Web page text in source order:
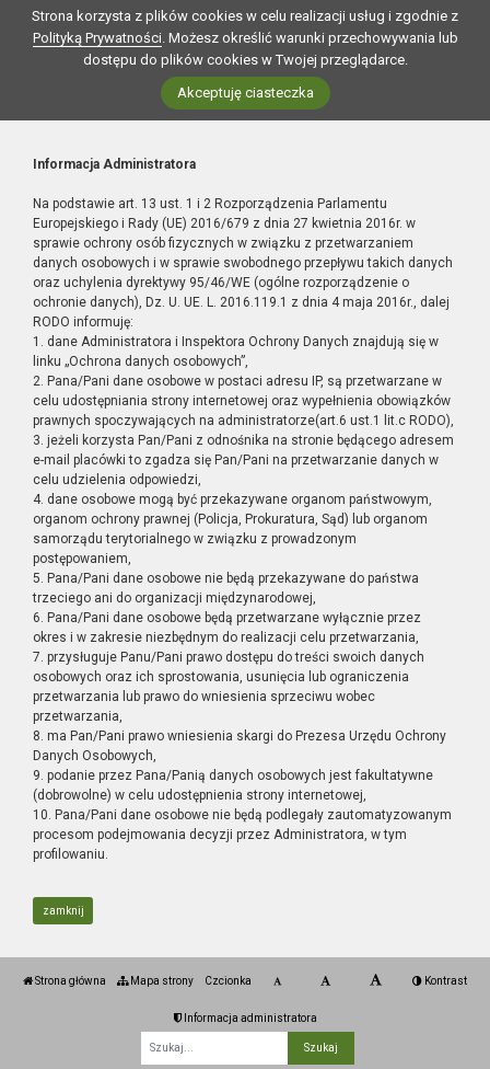
Strona korzysta z plików cookies w celu realizacji usług i zgodnie z
Polityką Prywatności. Możesz określić warunki przechowywania lub
dostępu do plików cookies w Twojej przeglądarce.
Akceptuję ciasteczka
Informacja Administratora
Na podstawie art. 13 ust. 1 i 2 Rozporządzenia Parlamentu
Europejskiego i Rady (UE) 2016/679 z dnia 27 kwietnia 2016r. w
sprawie ochrony osób fizycznych w związku z przetwarzaniem
danych osobowych i w sprawie swobodnego przepływu takich danych
oraz uchylenia dyrektywy 95/46/WE (ogólne rozporządzenie o
ochronie danych), Dz. U. UE. L. 2016.119.1 z dnia 4 maja 2016r., dalej
RODO informuję:
1. dane Administratora i Inspektora Ochrony Danych znajdują się w
linku „Ochrona danych osobowych”,
2. Pana/Pani dane osobowe w postaci adresu IP, są przetwarzane w
celu udostępniania strony internetowej oraz wypełnienia obowiązków
prawnych spoczywających na administratorze(art.6 ust.1 lit.c RODO),
3. jeżeli korzysta Pan/Pani z odnośnika na stronie będącego adresem
e-mail placówki to zgadza się Pan/Pani na przetwarzanie danych w
celu udzielenia odpowiedzi,
4. dane osobowe mogą być przekazywane organom państwowym,
organom ochrony prawnej (Policja, Prokuratura, Sąd) lub organom
samorządu terytorialnego w związku z prowadzonym
postępowaniem,
5. Pana/Pani dane osobowe nie będą przekazywane do państwa
trzeciego ani do organizacji międzynarodowej,
6. Pana/Pani dane osobowe będą przetwarzane wyłącznie przez
okres i w zakresie niezbędnym do realizacji celu przetwarzania,
7. przysługuje Panu/Pani prawo dostępu do treści swoich danych
osobowych oraz ich sprostowania, usunięcia lub ograniczenia
przetwarzania lub prawo do wniesienia sprzeciwu wobec
przetwarzania,
8. ma Pan/Pani prawo wniesienia skargi do Prezesa Urzędu Ochrony
Danych Osobowych,
9. podanie przez Pana/Panią danych osobowych jest fakultatywne
(dobrowolne) w celu udostępnienia strony internetowej,
10. Pana/Pani dane osobowe nie będą podlegały zautomatyzowanym
procesom podejmowania decyzji przez Administratora, w tym
profilowaniu.
zamknij
Strona główna Mapa strony Czcionka Kontrast
Informacja administratora